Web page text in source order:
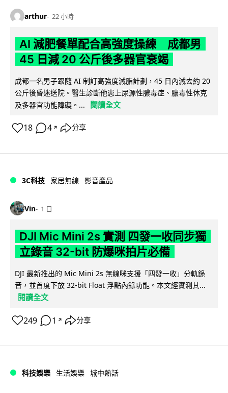
arthur 22 小時
AI 減肥餐單配合高強度操練 成都男
45 日減 20 公斤後多器官衰竭
成都一名男子跟隨 AI 制訂高強度減脂計劃，45 日內減去約 20
公斤後昏迷送院。醫生診斷他患上尿源性膿毒症、膿毒性休克
及多器官功能障礙。...
閱讀全文
18 4 ↗ 分享
3C科技 家居無線 影音產品
Vin 1 日
DJI Mic Mini 2s 實測 四發一收同步獨
立錄音 32-bit 防爆咪拍片必備
DJI 最新推出的 Mic Mini 2s 無線咪支援「四發一收」分軌錄
音，並首度下放 32-bit Float 浮點內錄功能。本文經實測其...
閱讀全文
249 1 ↗ 分享
科技娛樂 生活娛樂 城中熱話